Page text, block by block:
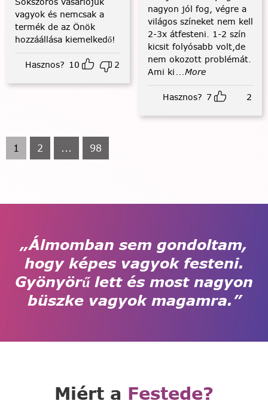
vagyok és nemcsak a
termék de az Önök
hozzáállása kiemelkedő!
Hasznos? 10 2
nagyon jól fog, végre a
világos színeket nem kell
2-3x átfesteni. 1-2 szín
kicsit folyósabb volt,de
nem okozott problémát.
Ami ki ...More
Hasznos? 7 2
1 2 ... 98
„Álmomban sem gondoltam,
hogy képes vagyok festeni.
Gyönyörű lett és most nagyon
büszke vagyok magamra.”
Miért a Festede?